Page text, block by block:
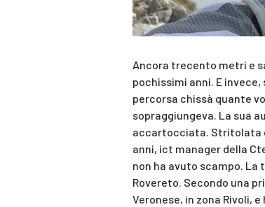
Ancora trecento metri e
pochissimi anni. E
percorsa chissà quante
sopraggiungeva. La sua
accartocciata. Stritolata
anni, ict manager della
non ha avuto scampo. La
Rovereto. Secondo una
Veronese, in zona Rivoli,